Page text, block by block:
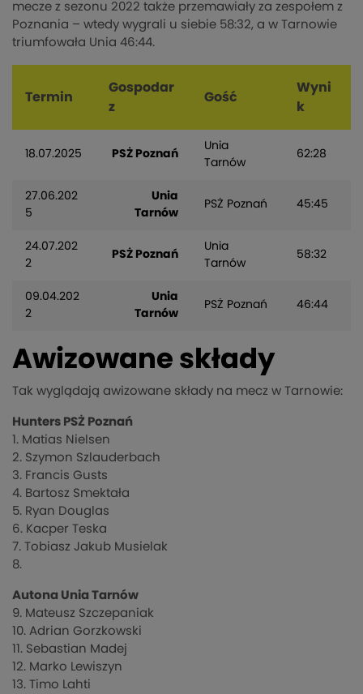
mecze z sezonu 2022 także przemawiały za zespołem z
Poznania – wtedy wygrali u siebie 58:32, a w Tarnowie
triumfowała Unia 46:44.
Termin
Gospodar
z
Gość
Wyni
k
18.07.2025 PSŻ Poznań
Unia
Tarnów
62:28
27.06.202
5
Unia
Tarnów
PSŻ Poznań 45:45
24.07.202
2
PSŻ Poznań
Unia
Tarnów
58:32
09.04.202
2
Unia
Tarnów
PSŻ Poznań 46:44
Awizowane składy
Tak wyglądają awizowane składy na mecz w Tarnowie:
Hunters PSŻ Poznań
1. Matias Nielsen
2. Szymon Szlauderbach
3. Francis Gusts
4. Bartosz Smektała
5. Ryan Douglas
6. Kacper Teska
7. Tobiasz Jakub Musielak
8.
Autona Unia Tarnów
9. Mateusz Szczepaniak
10. Adrian Gorzkowski
11. Sebastian Madej
12. Marko Lewiszyn
13. Timo Lahti